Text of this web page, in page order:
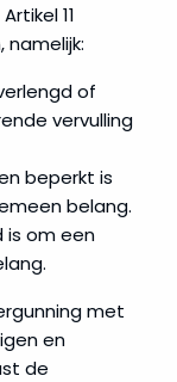
11
of
vervulling
beperkt is
belang.
is om een
met
en
de